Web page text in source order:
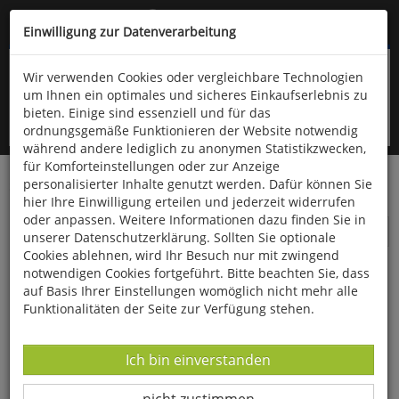
Kompletten Head der Seite überspringen
oder (06766) 9323-960
Startseite Fundgrube Musik
Musik
Einwilligung zur Datenverarbeitung
Wir verwenden Cookies oder vergleichbare Technologien
um Ihnen ein optimales und sicheres Einkaufserlebnis zu
bieten. Einige sind essenziell und für das
ordnungsgemäße Funktionieren der Website notwendig
während andere lediglich zu anonymen Statistikzwecken,
für Komforteinstellungen oder zur Anzeige
personalisierter Inhalte genutzt werden. Dafür können Sie
hier Ihre Einwilligung erteilen und jederzeit widerrufen
oder anpassen. Weitere Informationen dazu finden Sie in
unserer Datenschutzerklärung. Sollten Sie optionale
Cookies ablehnen, wird Ihr Besuch nur mit zwingend
notwendigen Cookies fortgeführt. Bitte beachten Sie, dass
auf Basis Ihrer Einstellungen womöglich nicht mehr alle
Funktionalitäten der Seite zur Verfügung stehen.
Datenverarbeitung -
Ich bin einverstanden